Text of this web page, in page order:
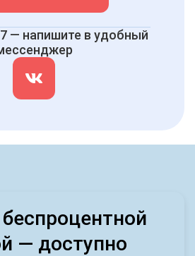
— напишите в удобный
— доступно